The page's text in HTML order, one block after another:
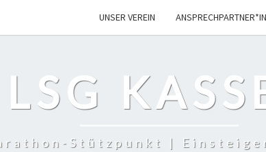
UNSER VER­EIN
LSG
Stützpunkt |